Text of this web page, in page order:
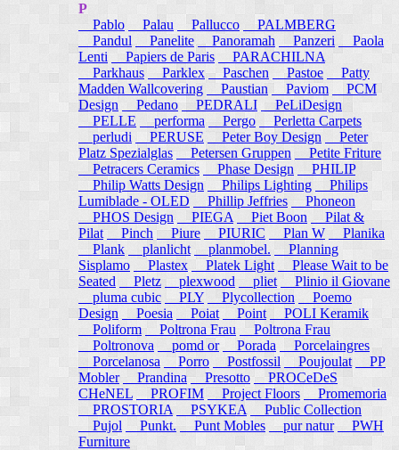
P
Pablo
Palau Pallucco
PALMBERG
Pandul
Panelite Panoramah Panzeri
Paola
Lenti
Papiers de Paris
PARACHILNA
Parkhaus
Parklex Paschen Pastoe
Patty
Madden Wallcovering
Paustian Paviom
PCM
Design
Pedano PEDRALI
PeLiDesign
PELLE
performa Pergo
Perletta Carpets
perludi
PERUSE Peter Boy Design
Peter
Platz Spezialglas
Petersen Gruppen
Petite Friture
Petracers Ceramics
Phase Design
PHILIP
Philip Watts Design
Philips Lighting
Philips
Lumiblade - OLED
Phillip Jeffries
Phoneon
PHOS Design
PIEGA Piet Boon
Pilat &
Pilat
Pinch Piure PIURIC Plan W
Planika
Plank
planlicht planmobel. Planning
Sisplamo
Plastex Platek Light
Please Wait to be
Seated
Pletz plexwood pliet
Plinio il Giovane
pluma cubic
PLY Plycollection
Poemo
Design
Poesia Poiat Point
POLI Keramik
Poliform
Poltrona Frau
Poltrona Frau
Poltronova
pomd or Porada
Porcelaingres
Porcelanosa
Porro Postfossil Poujoulat
PP
Mobler
Prandina Presotto
PROCeDeS
CHeNEL
PROFIM Project Floors
Promemoria
PROSTORIA
PSYKEA
Public Collection
Pujol
Punkt. Punt Mobles pur natur
PWH
Furniture